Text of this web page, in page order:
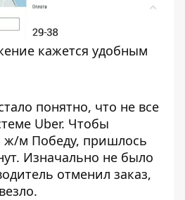
кажется удобным
понятно, что не все
Uber. Чтобы
ж/м Победу, пришлось
Изначально не было
отменил заказ,